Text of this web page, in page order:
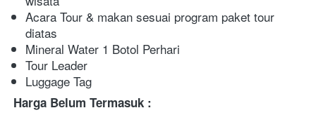
Acara Tour & makan sesuai program paket tour
diatas
Mineral Water 1 Botol Perhari
Tour Leader
Luggage Tag
Harga Belum Termasuk :